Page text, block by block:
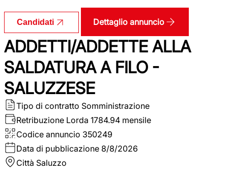
Candidati Dettaglio annuncio
ADDETTI/ADDETTE ALLA
SALDATURA A FILO -
SALUZZESE
Tipo di contratto Somministrazione
Retribuzione Lorda 1784.94 mensile
Codice annuncio 350249
Data di pubblicazione 8/8/2026
Città Saluzzo